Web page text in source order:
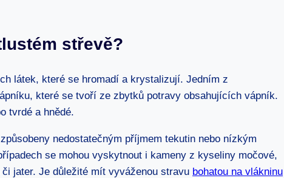
střevě?
látek, které se hromadí a krystalizují. Jedním z
které se tvoří ze zbytků potravy obsahujících vápník.
tvrdé a hnědé.
nedostatečným příjmem tekutin nebo nízkým
se mohou vyskytnout i kameny z kyseliny močové,
jater. Je důležité mít vyváženou stravu bohatou na vlákninu